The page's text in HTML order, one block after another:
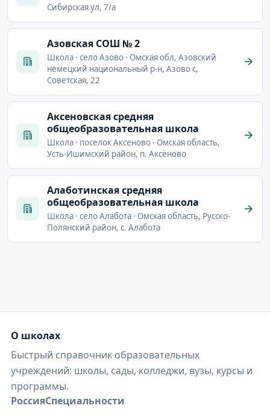
Сибирская ул, 7/а
Азовская СОШ № 2
Школа · село Азово · Омская обл, Азовский
немецкий национальный р-н, Азово с,
Советская, 22
Аксеновская средняя
общеобразовательная школа
Школа · поселок Аксеново · Омская область,
Усть-Ишимский район, п. Аксёново
Алаботинская средняя
общеобразовательная школа
Школа · село Алабота · Омская область, Русско-
Полянский район, с. Алабота
О школах
Быстрый справочник образовательных
учреждений: школы, сады, колледжи, вузы, курсы и
программы.
РоссияСпециальности